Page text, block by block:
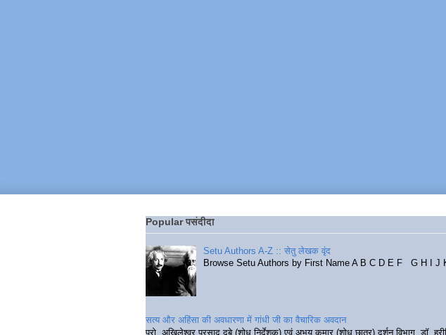
Popular पसंदीदा
Setu Authors A-Z :: सेतु लेखक वृंद
Browse Setu Authors by First Name A B C D E F G H I J
सत्य और अहिंसा की अवधारणा में गांधी जी का वैचारिक अवदान
प्रो. अखिलेश्वर प्रसाद दुबे (शोध निर्देशक) एवं अभय कुमार (शोध छात्र) दर्शन विभाग, डॉ.